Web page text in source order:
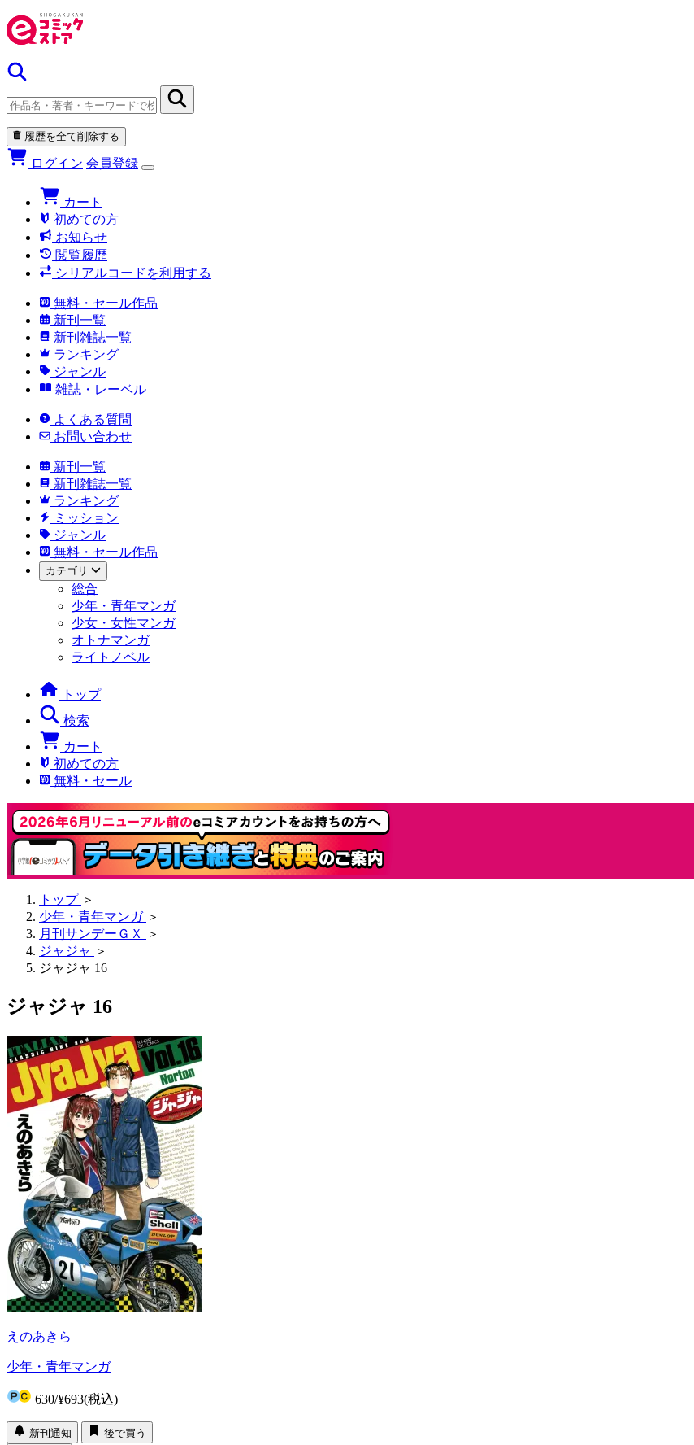
履歴を全て削除する
ログイン 会員登録
カート
初めての方
お知らせ
閲覧履歴
シリアルコードを利用する
無料・セール作品
新刊一覧
新刊雑誌一覧
ランキング
ジャンル
雑誌・レーベル
よくある質問
お問い合わせ
新刊一覧
新刊雑誌一覧
ランキング
ミッション
ジャンル
無料・セール作品
カテゴリ
総合
少年・青年マンガ
少女・女性マンガ
オトナマンガ
ライトノベル
トップ
検索
カート
初めての方
無料・セール
トップ ＞
少年・青年マンガ ＞
月刊サンデーＧＸ
＞
ジャジャ ＞
ジャジャ 16
ジャジャ 16
えのあきら
少年・青年マンガ
630/¥693(税込)
新刊通知
後で買う